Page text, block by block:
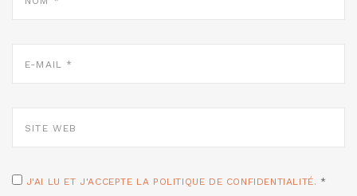
MAIL
WEB
J'AI LU ET J'ACCEPTE LA POLITIQUE DE CONFIDENTIALITÉ. *